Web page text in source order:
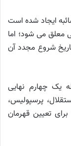
ایجاد شده است
معلق می شود؛ اما
شروع مجدد آن
یک چهارم نهایی
پرسپولیس،
تعیین قهرمان